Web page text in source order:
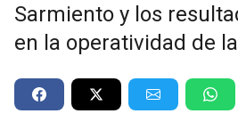
Sarmiento y los
en la operatividad de